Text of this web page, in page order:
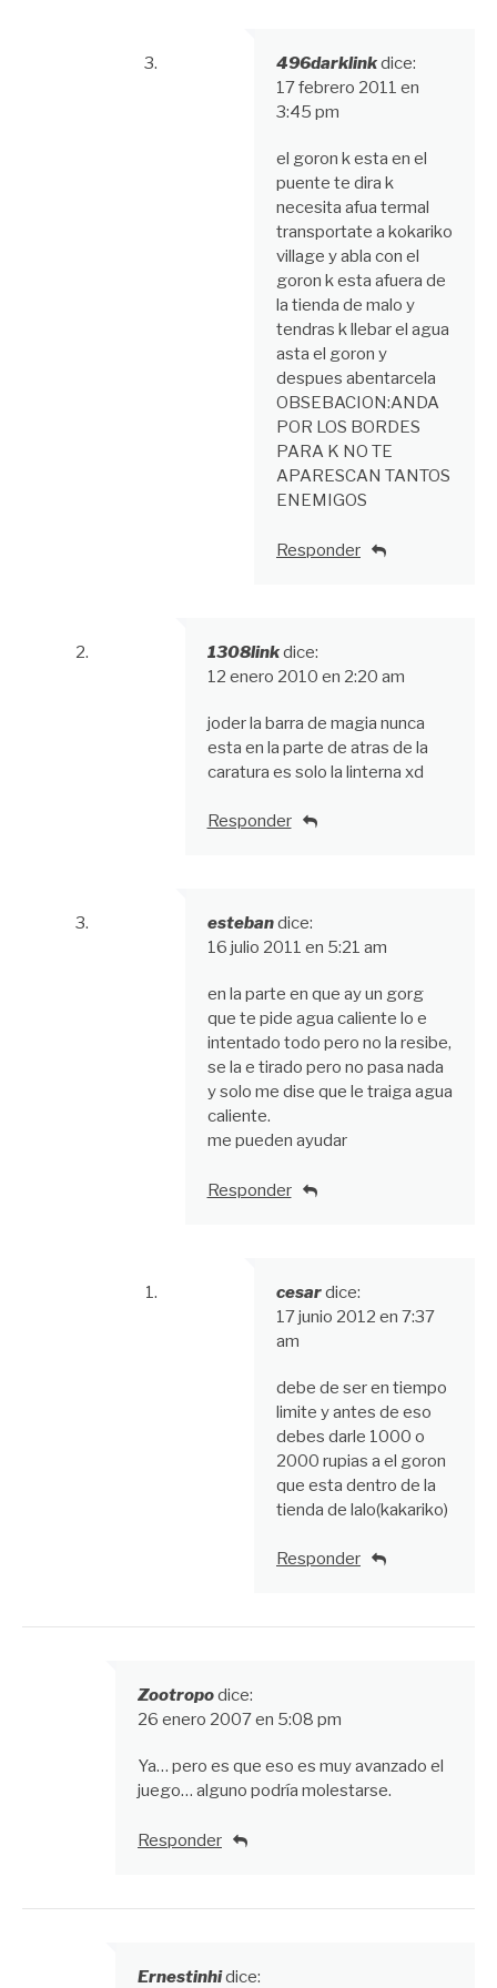
496darklinkdice:
17 febrero 2011 en
3:45 pm
el goron k esta en el
puente te dira k
necesita afua termal
transportate a kokariko
village y abla con el
goron k esta afuera de
la tienda de malo y
tendras k llebar el agua
asta el goron y
despues abentarcela
OBSEBACION:ANDA
POR LOS BORDES
PARA K NO TE
APARESCAN TANTOS
ENEMIGOS
Responder
1308linkdice:
12 enero 2010 en 2:20 am
joder la barra de magia nunca
esta en la parte de atras de la
caratura es solo la linterna xd
Responder
estebandice:
16 julio 2011 en 5:21 am
en la parte en que ay un gorg
que te pide agua caliente lo e
intentado todo pero no la resibe,
se la e tirado pero no pasa nada
y solo me dise que le traiga agua
caliente.
me pueden ayudar
Responder
cesardice:
17 junio 2012 en 7:37
am
debe de ser en tiempo
limite y antes de eso
debes darle 1000 o
2000 rupias a el goron
que esta dentro de la
tienda de lalo(kakariko)
Responder
Zootropodice:
26 enero 2007 en 5:08 pm
Ya… pero es que eso es muy avanzado el
juego… alguno podría molestarse.
Responder
Ernestinhidice: